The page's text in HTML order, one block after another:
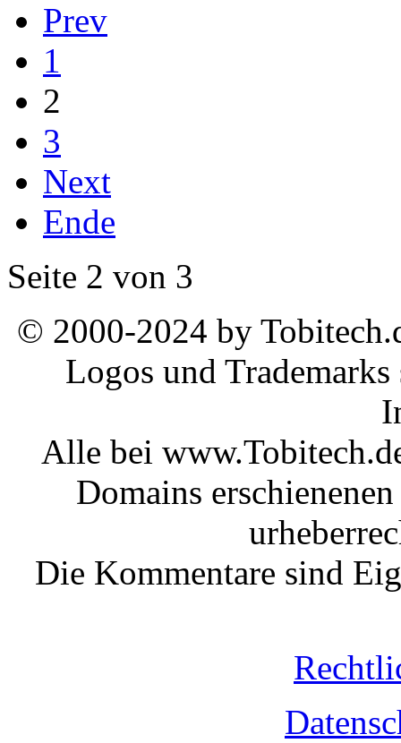
Prev
1
2
3
Next
Ende
Seite 2 von 3
© 2000-2024 by
Logos und
Alle bei
Domains
Die Kommentare sind